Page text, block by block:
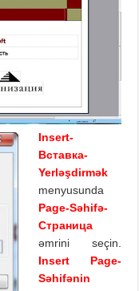
Insert-
Вставка-
Yerləşdirmək
menyusunda
Page-Səhifə-
Страница
əmrini seçin.
Insert Page-
Səhifənin